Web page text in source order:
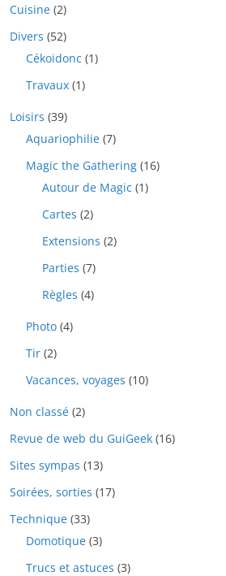
Cuisine (2)
Divers (52)
Cékoidonc (1)
Travaux (1)
Loisirs (39)
Aquariophilie (7)
Magic the Gathering (16)
Autour de Magic (1)
Cartes (2)
Extensions (2)
Parties (7)
Règles (4)
Photo (4)
Tir (2)
Vacances, voyages (10)
Non classé (2)
Revue de web du GuiGeek (16)
Sites sympas (13)
Soirées, sorties (17)
Technique (33)
Domotique (3)
Trucs et astuces (3)